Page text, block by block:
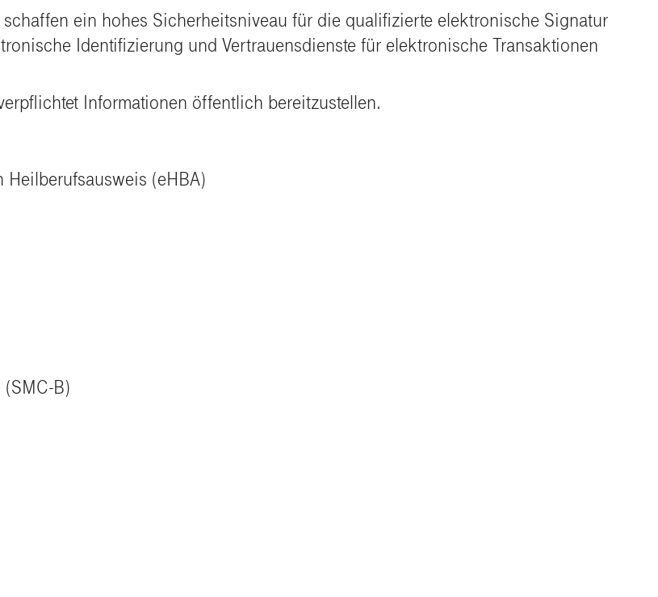
ein hohes Sicherheitsniveau für die qualifizierte elektronische Signatur
Identifizierung und Vertrauensdienste für elektronische Transaktionen
Informationen öffentlich bereitzustellen.
Heilberufsausweis (eHBA)
B)